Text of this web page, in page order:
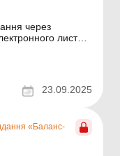
через
листа
та які терміни
у т. ч. на
консу...
23.09.2025
«Баланс-